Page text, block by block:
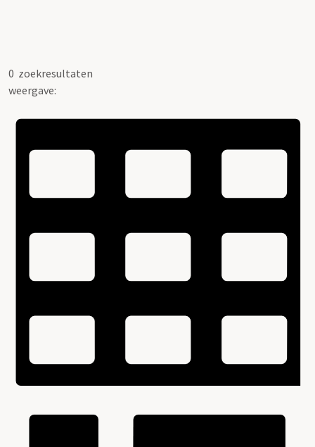
0 zoekresultaten
weergave: